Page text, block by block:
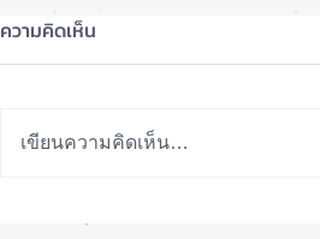
ซื้อรุ่นไหนดี? iPhone 18 Pro
ความคิดเห็น
เขียนความคิดเห็น…